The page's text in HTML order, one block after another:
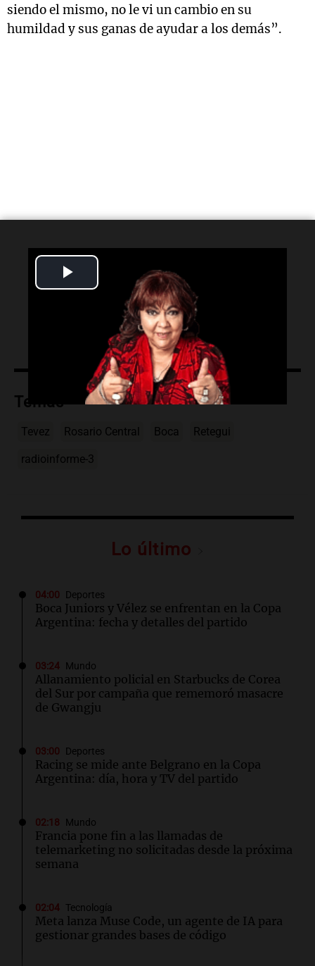
Video
siendo el mismo, no le vi un cambio en su
humildad y sus ganas de ayudar a los demás”.
Temas
Tevez Rosario Central Boca Retegui
radioinforme-3
Lo último
04:00 Deportes
Boca Juniors y Vélez se enfrentan en la Copa
Argentina: fecha y detalles del partido
03:24 Mundo
Allanamiento policial en Starbucks de Corea
del Sur por campaña que rememoró masacre
de Gwangju
03:00 Deportes
Racing se mide ante Belgrano en la Copa
Argentina: día, hora y TV del partido
02:18 Mundo
Francia pone fin a las llamadas de
telemarketing no solicitadas desde la próxima
semana
02:04 Tecnología
Meta lanza Muse Code, un agente de IA para
gestionar grandes bases de código